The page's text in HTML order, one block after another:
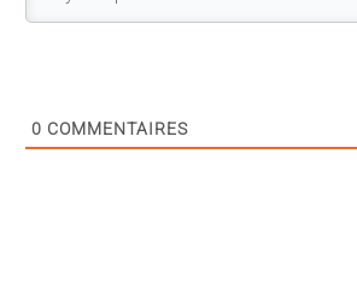
0 COMMENTAIRES